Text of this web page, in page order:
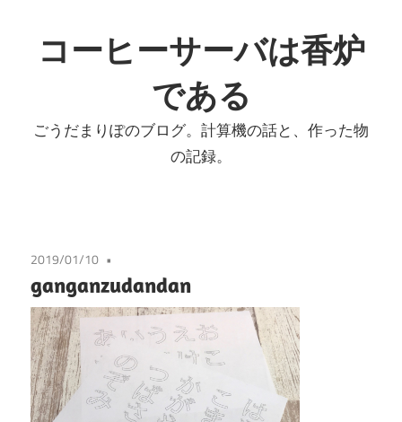
ン
テ
へ
コーヒーサーバは香炉
である
ごうだまりぽのブログ。計算機の話と、作った物
の記録。
2019/01/10
ganganzudandan